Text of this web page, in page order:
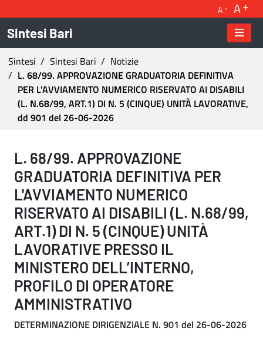
A A
Sintesi Bari
Ti trovi in:
Sintesi Sintesi Bari
Notizie
L. 68/99. APPROVAZIONE GRADUATORIA DEFINITIVA
PER L'AVVIAMENTO NUMERICO RISERVATO AI DISABILI
(L. N.68/99, ART.1) DI N. 5 (CINQUE) UNITÀ LAVORATIVE,
dd 901 del 26-06-2026
L. 68/99. APPROVAZIONE GRADUATORIA
L. 68/99. APPROVAZIONE
GRADUATORIA DEFINITIVA PER
L'AVVIAMENTO NUMERICO
RISERVATO AI DISABILI (L. N.68/99,
ART.1) DI N. 5 (CINQUE) UNITÀ
LAVORATIVE PRESSO IL
MINISTERO DELL’INTERNO,
PROFILO DI OPERATORE
AMMINISTRATIVO
DETERMINAZIONE DIRIGENZIALE N. 901 del 26-06-2026